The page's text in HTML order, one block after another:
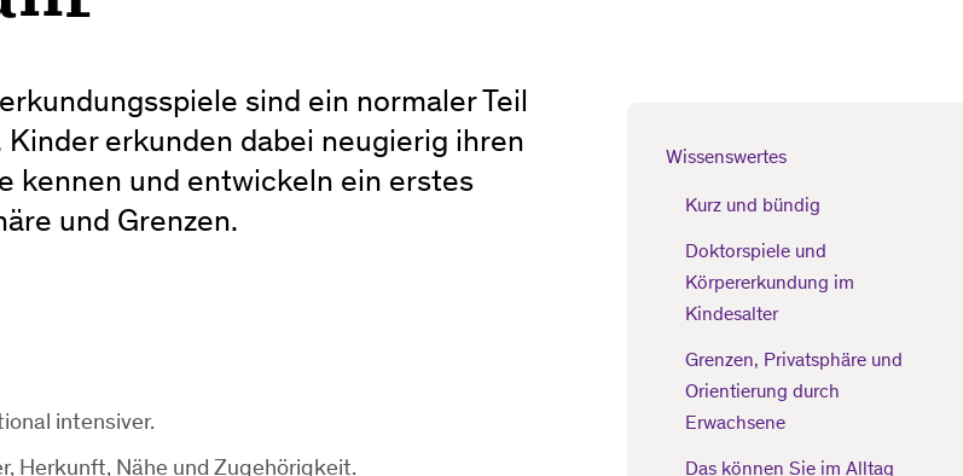
sind ein normaler Teil
erkunden dabei neugierig ihren
kennen und entwickeln ein erstes
und Grenzen.
Wissenswertes
Kurz und bündig
Doktorspiele und
Körpererkundung im
Kindesalter
Grenzen, Privatsphäre und
Orientierung durch
Erwachsene
Das können Sie im Alltag
intensiver.
Herkunft, Nähe und Zugehörigkeit.